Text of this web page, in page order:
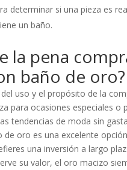
determinar si una pieza es
un baño.
la pena
baño de oro?
uso y el propósito de la
para ocasiones especiales o
tendencias de moda sin
de oro es una excelente
una inversión a largo
su valor, el oro macizo